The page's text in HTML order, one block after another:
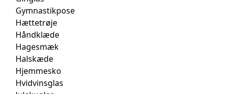
Gymnastikpose
Hættetrøje
Håndklæde
Hagesmæk
Halskæde
Hjemmesko
Hvidvinsglas